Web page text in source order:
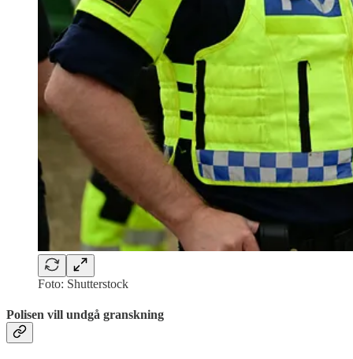
Foto: Shutterstock
Polisen vill undgå granskning